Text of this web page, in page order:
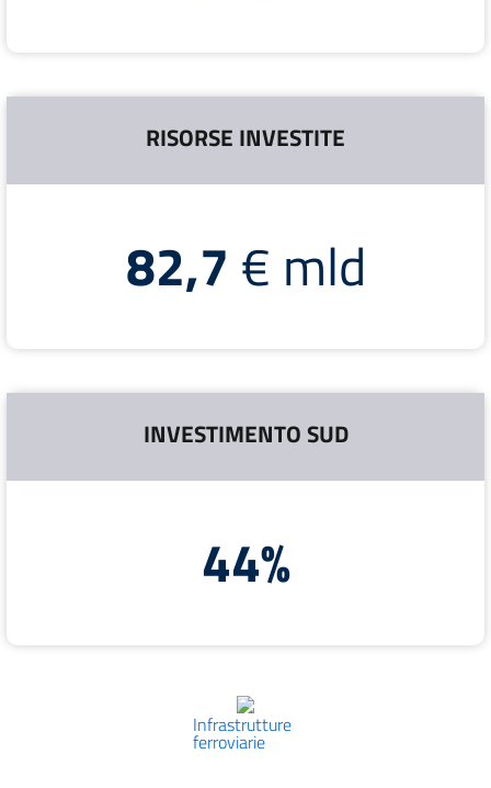
RISORSE INVESTITE
82,7 € mld
INVESTIMENTO SUD
44%
Infrastrutture
ferroviarie